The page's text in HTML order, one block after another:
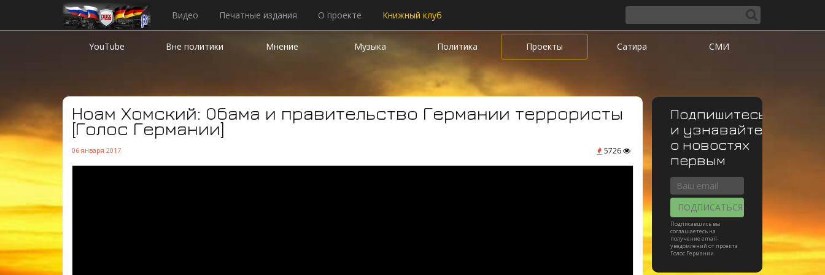
Видео Печатные издания О проекте Книжный клуб
YouTube Вне политики Мнение Музыка Политика Проекты Сатира СМИ
Ноам Хомский: Обама и правительство Германии террористы
[Голос Германии]
06 января 2017 5726
Подпишитесь
и узнавайте
о новостях
первым
ПОДПИСАТЬСЯ
Подписавшись вы
соглашаетесь на
получение email-
уведомлений от проекта
Голос Германии.